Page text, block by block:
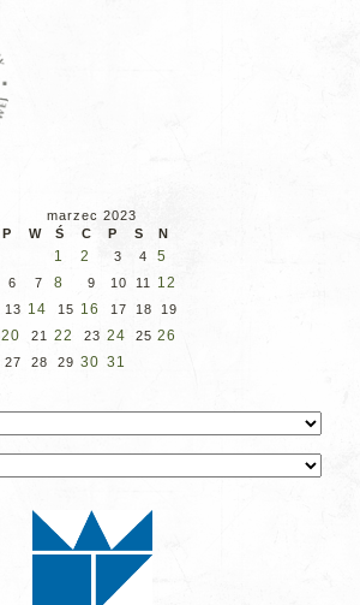
marzec 2023
P
W Ś C P S N
1 2 3 4 5
6 7 8 9 10 11 12
13 14 15 16 17 18 19
20 21 22 23 24 25 26
27 28 29 30 31